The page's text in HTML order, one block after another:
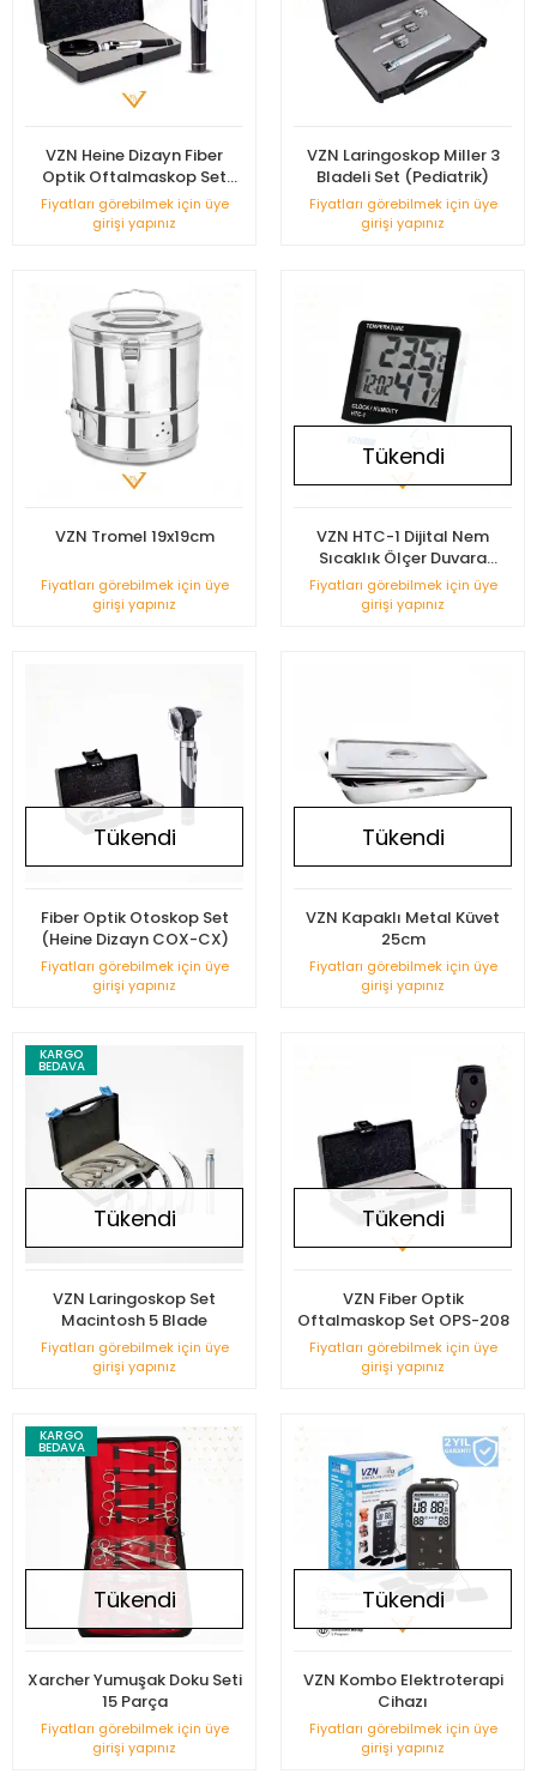
VZN Heine Dizayn Fiber
Optik Oftalmaskop Set
VZN-OPS-214
Fiyatları görebilmek için üye
girişi yapınız
VZN Laringoskop Miller 3
Bladeli Set (Pediatrik)
Fiyatları görebilmek için üye
girişi yapınız
VZN Tromel 19x19cm
Fiyatları görebilmek için üye
girişi yapınız
Tükendi
VZN HTC-1 Dijital Nem
Sıcaklık Ölçer Duvara
Monte
Fiyatları görebilmek için üye
girişi yapınız
Tükendi
Fiber Optik Otoskop Set
(Heine Dizayn COX-CX)
Fiyatları görebilmek için üye
girişi yapınız
Tükendi
VZN Kapaklı Metal Küvet
25cm
Fiyatları görebilmek için üye
girişi yapınız
KARGO
BEDAVA
Tükendi
VZN Laringoskop Set
Macintosh 5 Blade
Fiyatları görebilmek için üye
girişi yapınız
Tükendi
VZN Fiber Optik
Oftalmaskop Set OPS-208
Fiyatları görebilmek için üye
girişi yapınız
KARGO
BEDAVA
Tükendi
Xarcher Yumuşak Doku Seti
15 Parça
Fiyatları görebilmek için üye
girişi yapınız
Tükendi
VZN Kombo Elektroterapi
Cihazı
Fiyatları görebilmek için üye
girişi yapınız